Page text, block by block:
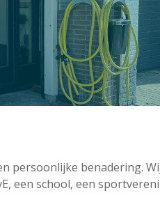
persoonlijke benadering.
een school, een